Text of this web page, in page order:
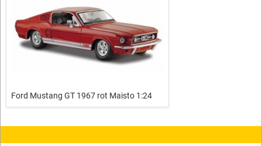
Ford Mustang GT 1967 rot Maisto 1:24